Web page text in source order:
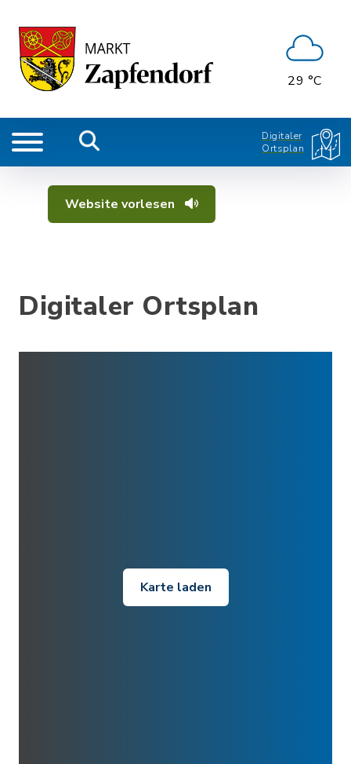
29 °C
Digitaler
Ortsplan
Website vorlesen
Digitaler Ortsplan
Karte laden